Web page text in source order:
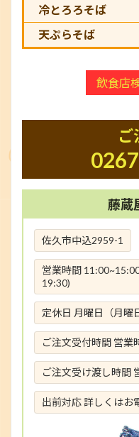
冷とろろそば
天ぷらそば
飲食店
ご
藤
佐久市中込2959-1
営業時間
19:30)
定休日 月曜日（月曜
ご注文受付時間 営業
ご注文受け渡し時間
出前対応 詳しくはお